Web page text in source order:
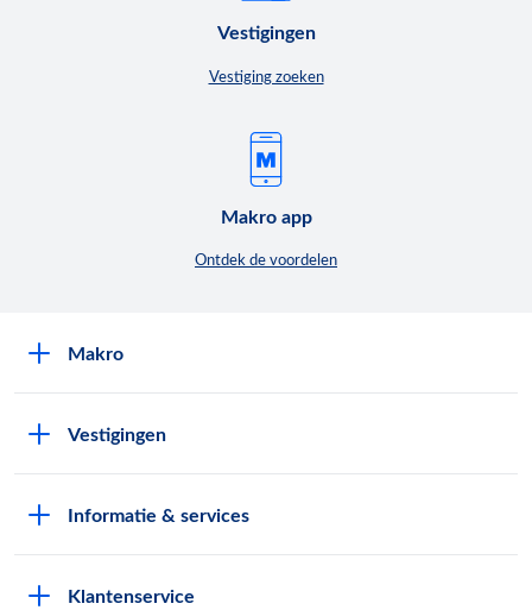
Vestigingen
Vestiging zoeken
Makro app
Ontdek de voordelen
Makro
Exploitatie buitenterreinen
Vestigingen
Informatie & services
Klantenservice